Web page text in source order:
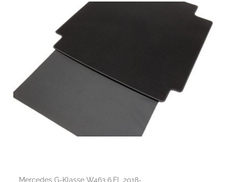
Mercedes G-Klasse W463 6.FL 2018-